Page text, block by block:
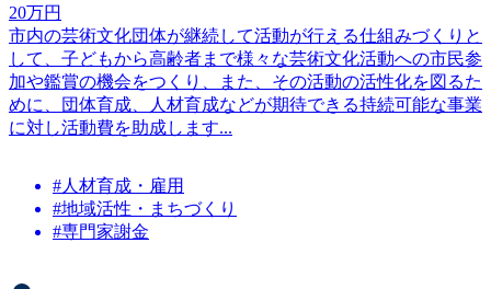
20万円
市内の芸術文化団体が継続して活動が行える仕組みづくりと
して、子どもから高齢者まで様々な芸術文化活動への市民参
加や鑑賞の機会をつくり、また、その活動の活性化を図るた
めに、団体育成、人材育成などが期待できる持続可能な事業
に対し活動費を助成します...
#人材育成・雇用
#地域活性・まちづくり
#専門家謝金